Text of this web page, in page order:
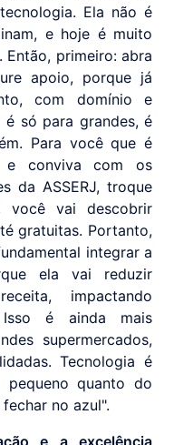
Ela não é
e hoje é muito
Então, primeiro: abra
apoio, porque já
com domínio e
só para grandes, é
Para você que é
e conviva com os
da ASSERJ, troque
você vai descobrir
gratuitas. Portanto,
integrar a
ela vai reduzir
impactando
é ainda mais
supermercados,
Tecnologia é
quanto do
no azul".
e a excelência